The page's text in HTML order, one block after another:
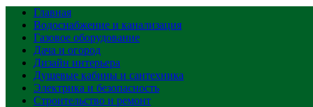
Главная
Водоснабжение и канализация
Газовое оборудование
Дача и огород
Дизайн интерьера
Душевые кабины и сантехника
Электрика и безопасность
Строительство и ремонт